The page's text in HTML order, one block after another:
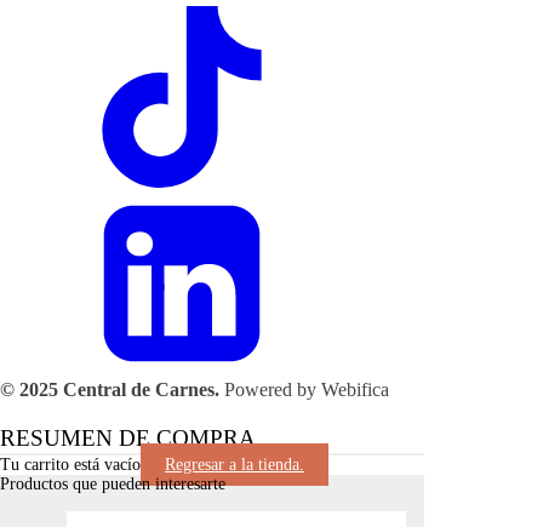
© 2025 Central de Carnes. Powered by Webifica
RESUMEN DE COMPRA
Tu carrito está vacío
Regresar a la tienda.
Productos que pueden interesarte